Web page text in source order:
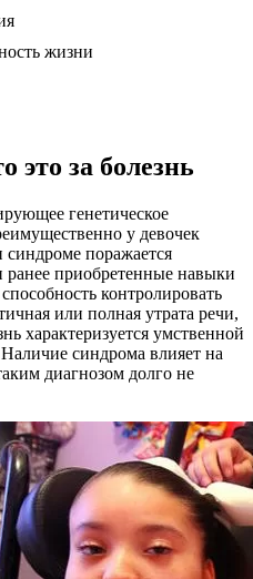
жизни
это за болезнь
генетическое
у девочек
синдроме поражается
ранее приобретенные навыки
контролировать
или полная утрата речи,
характеризуется умственной
синдрома влияет на
диагнозом долго не